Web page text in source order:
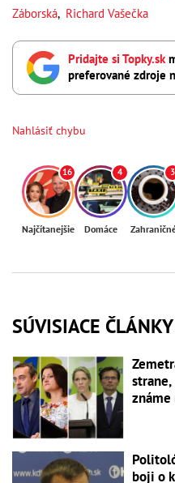
Záborská, Richard Vašečka
Pridajte si Topky.sk
preferované zdroje
Nahlásiť chybu
16
Najčítanejšie
4
Domáce
3
SÚVISIACE ČLÁNKY
známe
boji o